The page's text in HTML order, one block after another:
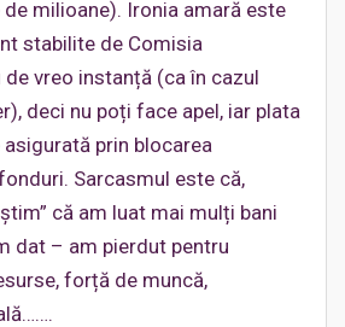
milioane). Ironia amară este
stabilite de Comisia
de vreo instanță (ca în cazul
deci nu poți face apel, iar plata
prin blocarea
Sarcasmul este că,
că am luat mai mulți bani
dat – am pierdut pentru
forță de muncă,